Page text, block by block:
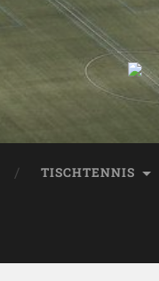
TISCHTENNIS